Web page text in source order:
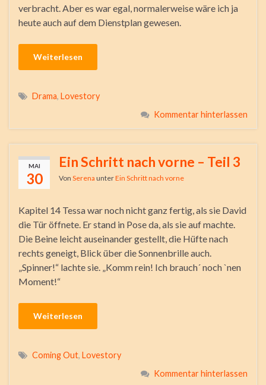
verbracht. Aber es war egal, normalerweise wäre ich ja
heute auch auf dem Dienstplan gewesen.
Weiterlesen
Drama, Lovestory
Kommentar hinterlassen
MAI
30
Ein Schritt nach vorne – Teil 3
Von Serena unterEin Schritt nach vorne
Kapitel 14 Tessa war noch nicht ganz fertig, als sie David
die Tür öffnete. Er stand in Pose da, als sie auf machte.
Die Beine leicht auseinander gestellt, die Hüfte nach
rechts geneigt, Blick über die Sonnenbrille auch.
„Spinner!“ lachte sie. „Komm rein! Ich brauch´ noch `nen
Moment!“
Weiterlesen
Coming Out, Lovestory
Kommentar hinterlassen